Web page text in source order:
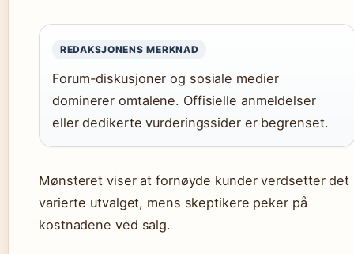
REDAKSJONENS MERKNAD
Forum-diskusjoner og sosiale medier
dominerer omtalene. Offisielle anmeldelser
eller dedikerte vurderingssider er begrenset.
Mønsteret viser at fornøyde kunder verdsetter det
varierte utvalget, mens skeptikere peker på
kostnadene ved salg.